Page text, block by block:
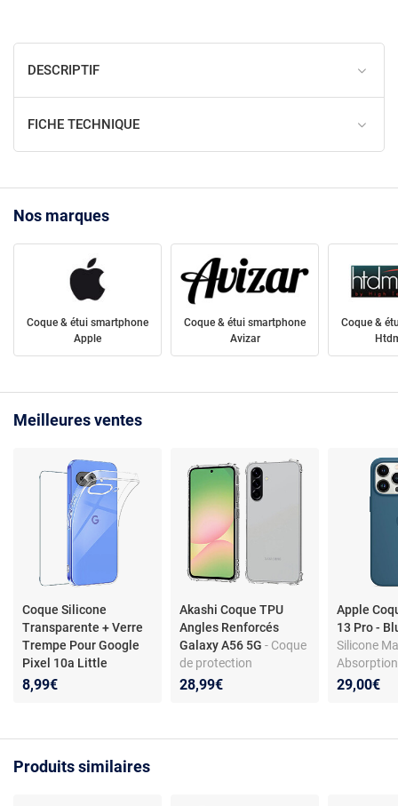
DESCRIPTIF
FICHE TECHNIQUE
Nos marques
Coque & étui smartphone
Apple
Coque & étui smartphone
Avizar
Coque &
Meilleures ventes
Coque Silicone
Transparente + Verre
Trempe Pour Google
Pixel 10a Little
Boutik©
8,99€
Akashi Coque TPU
Angles Renforcés
Galaxy A56 5G- Coque
de protection
transparente avec
28,99€
Apple
13 Pro -
Silicone
Fit parfait
29,00€
Produits similaires